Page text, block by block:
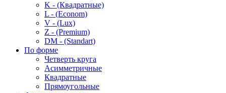
K - (Квадратные)
L - (Econom)
V - (Lux)
Z - (Premium)
DM - (Standart)
По форме
Четверть круга
Асимметричные
Квадратные
Прямоугольные